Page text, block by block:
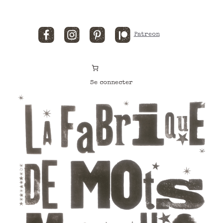
FacebookInstagramPinterestPatreon
Se connecter